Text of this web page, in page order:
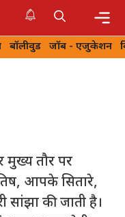
बॉलीवुड जॉब - एजुकेशन
तौर पर
आपके सितारे,
सांझा की जाती है।